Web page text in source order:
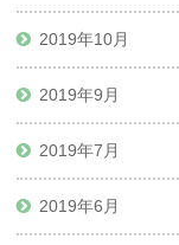
2019年10月
2019年9月
2019年7月
2019年6月